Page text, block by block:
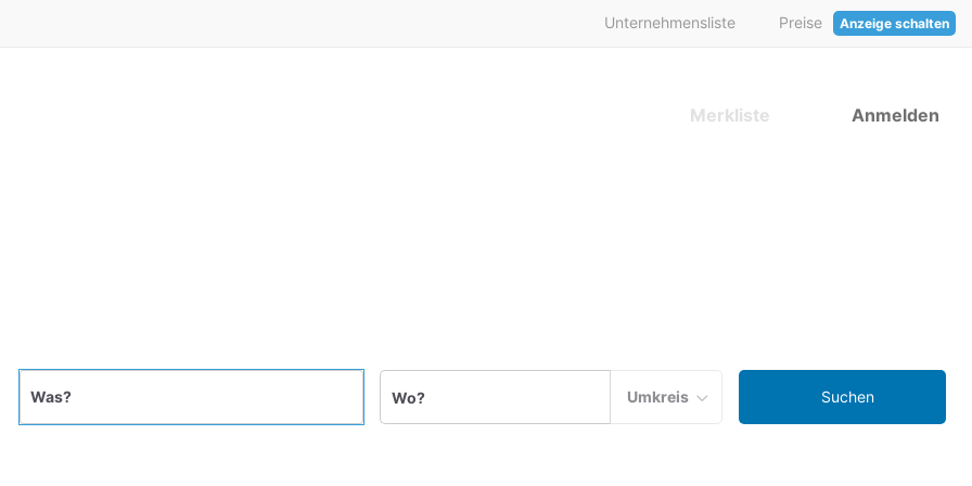
Anzeige schalten
Unternehmensliste Preise
Anmelden
Merkliste
Umkreis Suchen